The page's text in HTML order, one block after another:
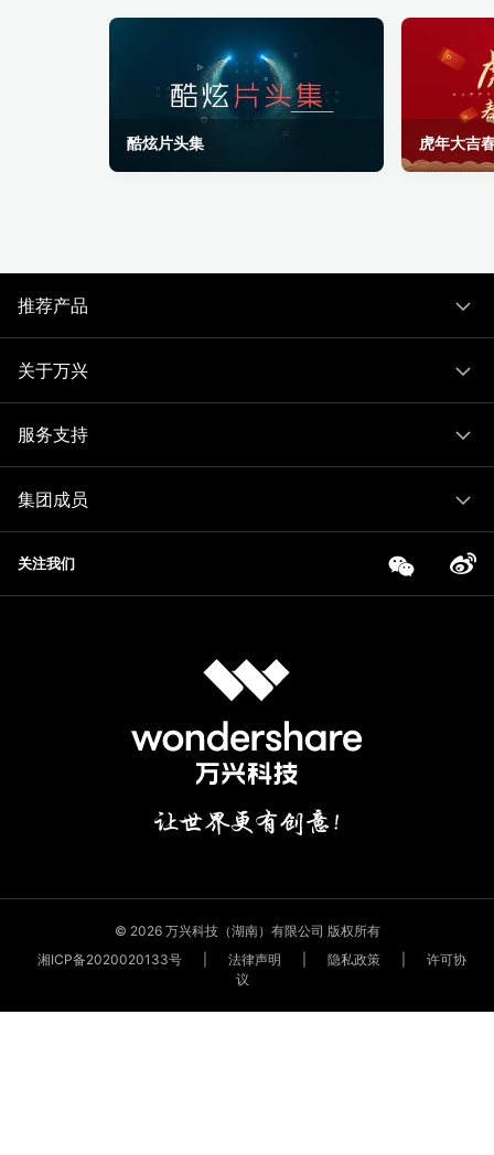
酷炫片头集 虎年大吉
推荐产品
关于万兴
服务支持
集团成员
关注我们
© 2026 万兴科技（湖南）有限公司 版权所有
湘ICP备2020020133号
法律声明 隐私政策
许可协
议